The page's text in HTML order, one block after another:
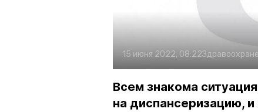
15 июня 2022, 08:22
Всем знакома
на диспансеризацию,